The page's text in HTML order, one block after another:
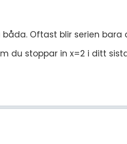
Oftast blir serien
du stoppar in x=2 i ditt